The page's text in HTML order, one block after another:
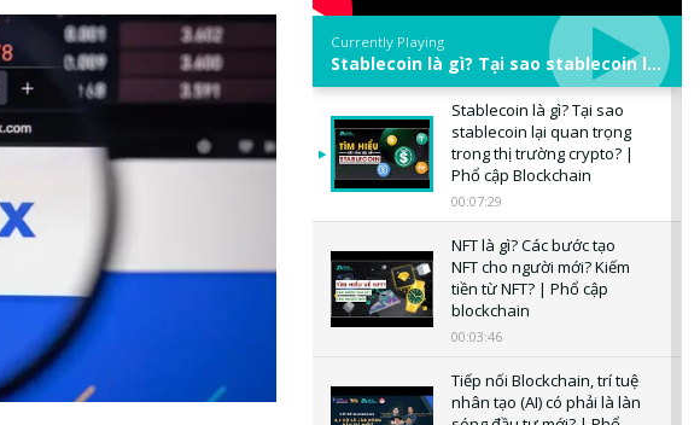
Currently Playing
Stablecoin là gì? Tại sao stablecoin lại quan trọng trong thị trường crypto? | Phổ cập Blockchain
Stablecoin là gì? Tại sao
stablecoin lại quan trọng
trong thị trường crypto? |
Phổ cập Blockchain
00:07:29
NFT là gì? Các bước tạo
NFT cho người mới? Kiếm
tiền từ NFT? | Phổ cập
blockchain
00:03:46
Tiếp nối Blockchain, trí tuệ
nhân tạo (AI) có phải là làn